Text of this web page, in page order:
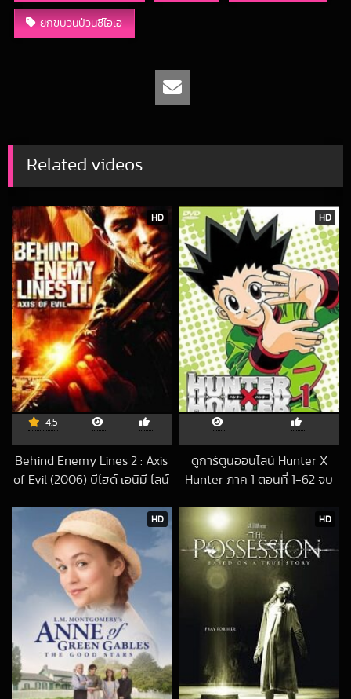
ยกขบวนป่วนซีไอเอ
Related videos
HD
4.5
Behind Enemy Lines 2 : Axis
of Evil (2006) บีไฮด์ เอนิมี ไลน์
2018-06-12 UTC
HD
ดูการ์ตูนออนไลน์ Hunter X
Hunter ภาค 1 ตอนที่ 1-62 จบ
HD HD